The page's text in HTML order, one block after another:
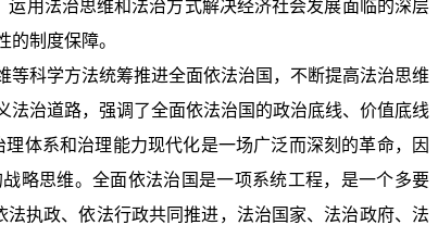
用法治思维和法治方式解决经济社会发展面临的深层
制度保障。
科学方法统筹推进全面依法治国，不断提高法治思维
治道路，强调了全面依法治国的政治底线、价值底线
体系和治理能力现代化是一场广泛而深刻的革命，因
略思维。全面依法治国是一项系统工程，是一个多要
执政、依法行政共同推进，法治国家、法治政府、法